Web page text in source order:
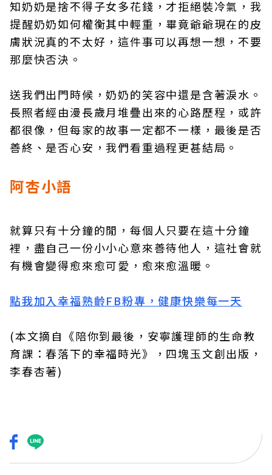
知奶奶是捨不得子女多花錢，才拒絕裝冷氣，我
提醒奶奶如何權衡其中輕重，畢竟爺爺現在的皮
膚狀況真的不太好，這件事可以再想一想，不要
那麼快否決。
送我們出門時候，奶奶的笑容中還是含著淚水。
長照者經由漫長歲月堆疊出來的心路歷程，或許
都很像，但每家的故事一定都不一樣，最後是否
善終、是否心安，我們看重過程更甚結局。
阿杏小語
就算只有十分鐘的閒，每個人只要在這十分鐘
裡，盡自己一份小小心意來善待他人，這社會就
有機會變得愈來愈可愛，愈來愈溫暖。
點我加入幸福熟齡FB粉專，健康快樂每一天
(本文摘自《陪你到最後，安寧護理師的生命教
育課：春落下的幸福時光》，四塊玉文創出版，
李春杏著)